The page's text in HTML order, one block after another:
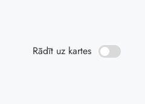
Rādīt uz kartes